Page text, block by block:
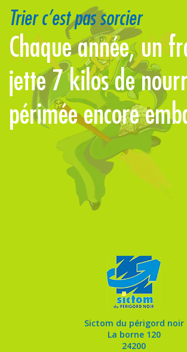
Trier c’est pas sorcier
Chaque année, un
jette 7 kilos de
périmée encore
Sictom du périgord noir
La borne 120
24200